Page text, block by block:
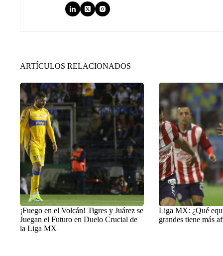
ARTÍCULOS RELACIONADOS
¡Fuego en el Volcán! Tigres y Juárez se
Juegan el Futuro en Duelo Crucial de
la Liga MX
Liga MX: ¿Qué
grandes tiene más